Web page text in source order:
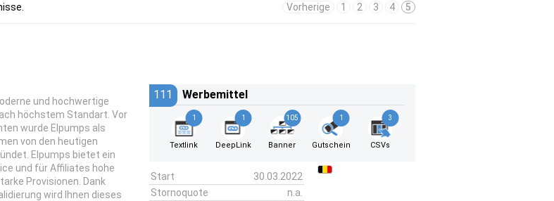
Vorherige 1 2 3 4 5
und hochwertige
höchstem Standart. Vor
wurde Elpumps als
von den heutigen
Elpumps bietet ein
und für Affiliates hohe
Provisionen. Dank
wird Ihnen dieses
111 Werbemittel
1
Textlink
1
DeepLink
105
Banner
1
Gutschein
3
CSVs
Start
30.03.2022
Stornoquote
n.a.